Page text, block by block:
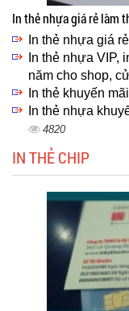
In thẻ nhựa giá rẻ làm
In thẻ nhựa giá
In thẻ nhựa VIP,
năm cho shop,
In thẻ khuyến mãi
In thẻ nhựa
4820
IN THẺ CHIP